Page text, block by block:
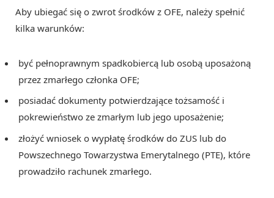
Aby ubiegać się o zwrot środków z OFE, należy spełnić
kilka warunków:
być pełnoprawnym spadkobiercą lub osobą uposażoną
przez zmarłego członka OFE;
posiadać dokumenty potwierdzające tożsamość i
pokrewieństwo ze zmarłym lub jego uposażenie;
złożyć wniosek o wypłatę środków do ZUS lub do
Powszechnego Towarzystwa Emerytalnego (PTE), które
prowadziło rachunek zmarłego.